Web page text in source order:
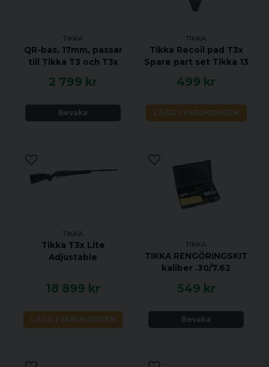
TIKKA
QR-bas, 17mm, passar
till Tikka T3 och T3x
2 799 kr
Bevaka
TIKKA
Tikka Recoil pad T3x
Spare part set Tikka 13
499 kr
LÄGG I VARUKORGEN
TIKKA
Tikka T3x Lite
Adjustable
18 899 kr
LÄGG I VARUKORGEN
TIKKA
TIKKA RENGÖRINGSKIT
kaliber .30/7.62
549 kr
Bevaka
KALIBER 22-250 REM
HANDENHET VÄNSTER
VIKT 3 KG
PIPLÄNGD 570 MM
UTLÖSARE ENSTEGS TRIGGER
MATERIAL SVART STÅL
GÄNGAD NEJ
JUSTERBAR KOLVKAM NEJ
ÖPPNA RIKTMEDEL NEJ
VIKTIGASTE FÖRDELARNA
Anpassa T3x -gevärets stil till din egen stil